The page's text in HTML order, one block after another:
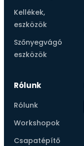
Kellékek,
eszközök
Szőnyegvágó
eszközök
Rólunk
Rólunk
Workshopok
Csapatépítő